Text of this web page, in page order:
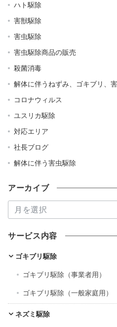
ハト駆除
害獣駆除
害虫駆除
害虫駆除商品の販売
殺菌消毒
解体に伴うねずみ、ゴキブリ、
コロナウィルス
ユスリカ駆除
対応エリア
社長ブログ
解体に伴う害虫駆除
アーカイブ
ー
カ
イ
ブ
サービス内容
ゴキブリ駆除
ゴキブリ駆除（事業者用）
ゴキブリ駆除（一般家庭用）
ネズミ駆除